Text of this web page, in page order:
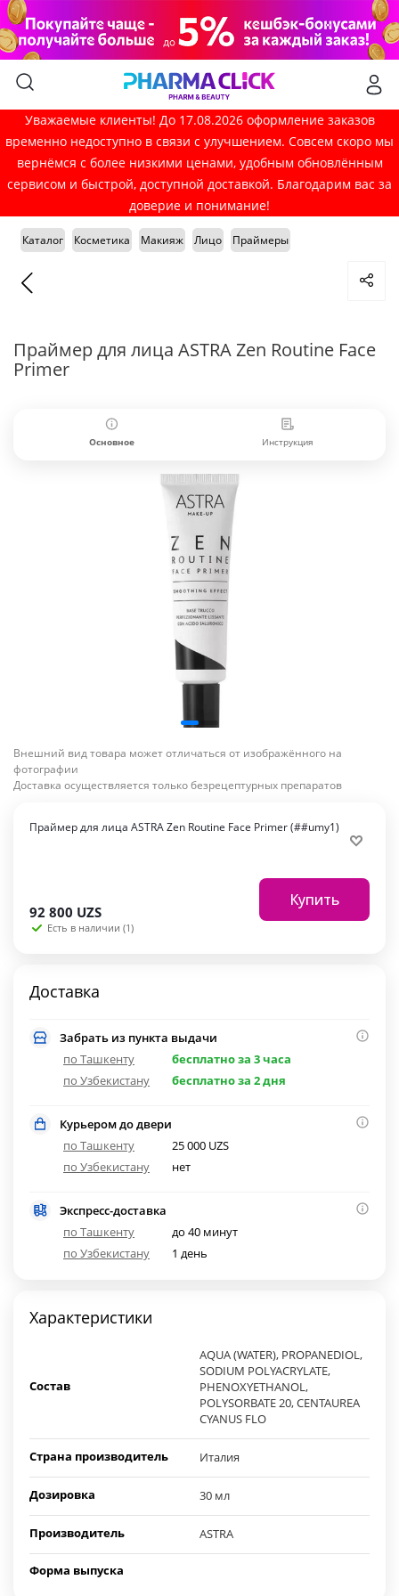
Уважаемые клиенты! До 17.08.2026 оформление заказов
временно недоступно в связи с улучшением. Совсем скоро мы
вернёмся с более низкими ценами, удобным обновлённым
сервисом и быстрой, доступной доставкой. Благодарим вас за
доверие и понимание!
Каталог Косметика Макияж Лицо Праймеры
Праймер для лица ASTRA Zen Routine Face
Primer
Основное Инструкция
Внешний вид товара может отличаться от изображённого на
фотографии
Доставка осуществляется только безрецептурных препаратов
Праймер для лица ASTRA Zen Routine Face Primer (##umy1)
92 800 UZS
Есть в наличии (1)
Купить
Доставка
Забрать из пункта выдачи
по Ташкенту
бесплатно за 3 часа
по Узбекистану
бесплатно за 2 дня
Курьером до двери
по Ташкенту
25 000 UZS
по Узбекистану
нет
Экспресс-доставка
по Ташкенту
до 40 минут
по Узбекистану
1 день
Характеристики
Состав
AQUA (WATER), PROPANEDIOL,
SODIUM POLYACRYLATE,
PHENOXYETHANOL,
POLYSORBATE 20, CENTAUREA
CYANUS FLO
Страна производитель Италия
Дозировка 30 мл
Производитель ASTRA
Форма выпуска